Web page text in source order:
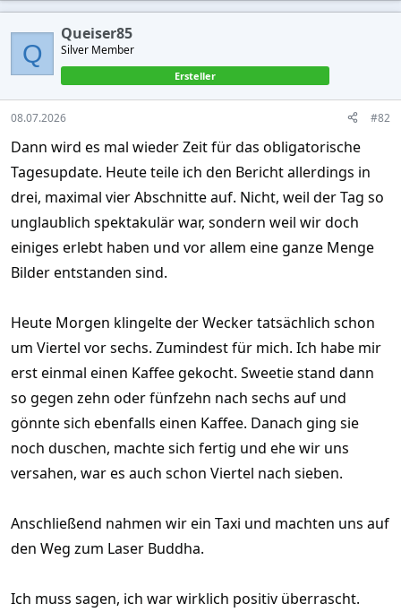
Q
Queiser85
Silver Member
Ersteller
08.07.2026 #82
Dann wird es mal wieder Zeit für das obligatorische
Tagesupdate. Heute teile ich den Bericht allerdings in
drei, maximal vier Abschnitte auf. Nicht, weil der Tag so
unglaublich spektakulär war, sondern weil wir doch
einiges erlebt haben und vor allem eine ganze Menge
Bilder entstanden sind.
Heute Morgen klingelte der Wecker tatsächlich schon
um Viertel vor sechs. Zumindest für mich. Ich habe mir
erst einmal einen Kaffee gekocht. Sweetie stand dann
so gegen zehn oder fünfzehn nach sechs auf und
gönnte sich ebenfalls einen Kaffee. Danach ging sie
noch duschen, machte sich fertig und ehe wir uns
versahen, war es auch schon Viertel nach sieben.
Anschließend nahmen wir ein Taxi und machten uns auf
den Weg zum Laser Buddha.
Ich muss sagen, ich war wirklich positiv überrascht.